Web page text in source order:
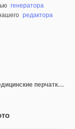
генератора
редактора
Рука указывает пальцем и надевает медицинские перчатки и костюм СИЗ на сине-зеленом или синем фоне Тиффани.